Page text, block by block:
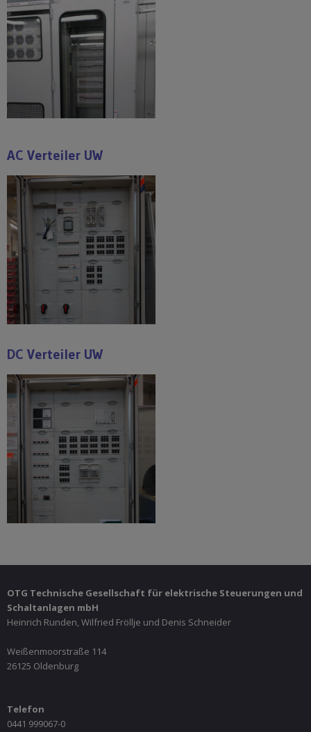
AC Verteiler UW
DC Verteiler UW
OTG Technische Gesellschaft für elektrische Steuerungen und
Schaltanlagen mbH
Heinrich Runden, Wilfried Fröllje und Denis Schneider
Weißenmoorstraße 114
26125 Oldenburg
Telefon
0441 999067-0